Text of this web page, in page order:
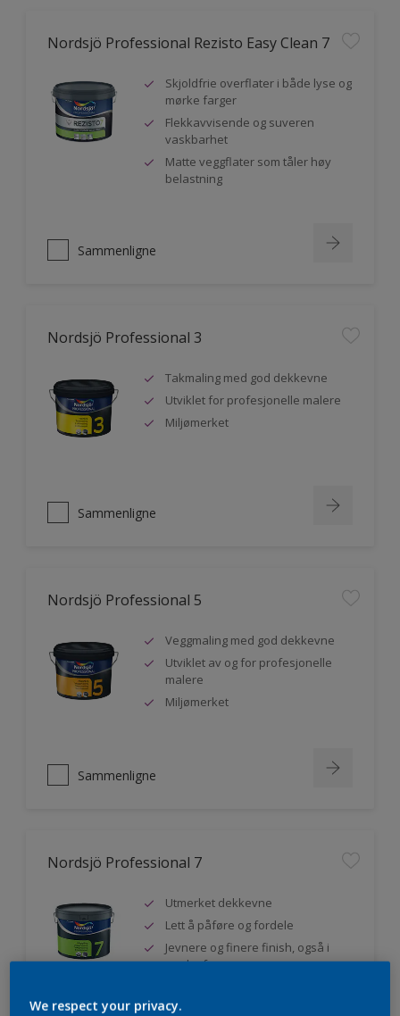
Nordsjö Professional Rezisto Easy Clean 7
Skjoldfrie overflater i både lyse og
mørke farger
Flekkavvisende og suveren
vaskbarhet
Matte veggflater som tåler høy
belastning
Sammenligne
Nordsjö Professional 3
Takmaling med god dekkevne
Utviklet for profesjonelle malere
Miljømerket
Sammenligne
Nordsjö Professional 5
Veggmaling med god dekkevne
Utviklet av og for profesjonelle
malere
Miljømerket
Sammenligne
Nordsjö Professional 7
Utmerket dekkevne
Lett å påføre og fordele
Jevnere og finere finish, også i
mørke farger
We respect your privacy.